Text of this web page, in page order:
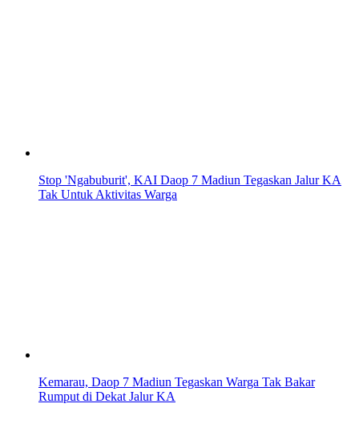
Stop 'Ngabuburit', KAI Daop 7 Madiun Tegaskan Jalur KA
Tak Untuk Aktivitas Warga
Kemarau, Daop 7 Madiun Tegaskan Warga Tak Bakar
Rumput di Dekat Jalur KA